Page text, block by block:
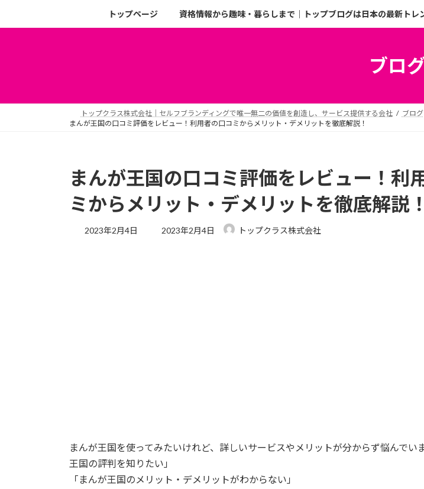
トップページ 資格情報から趣味・暮らしまで｜トップブログは日本の最新トレ
ブロ
トップクラス株式会社｜セルフブランディングで唯一無二の価値を創造し、サービス提供する会社
ブログ
まんが王国の口コミ評価をレビュー！利用者の口コミからメリット・デメリットを徹底解説！
まんが王国の口コミ評価をレビュー！利
ミからメリット・デメリットを徹底解説！
2023年2月4日 2023年2月4日 トップクラス株式会社
まんが王国を使ってみたいけれど、詳しいサービスやメリットが分からず悩んでい
王国の評判を知りたい」
「まんが王国のメリット・デメリットがわからない」